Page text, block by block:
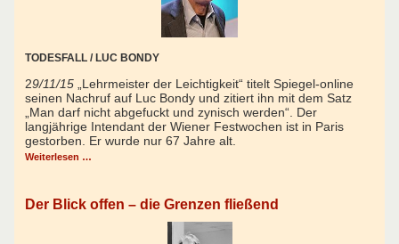
TODESFALL / LUC BONDY
29/11/15 „Lehrmeister der Leichtigkeit“ titelt Spiegel-online
seinen Nachruf auf Luc Bondy und zitiert ihn mit dem Satz
„Man darf nicht abgefuckt und zynisch werden“. Der
langjährige Intendant der Wiener Festwochen ist in Paris
gestorben. Er wurde nur 67 Jahre alt.
Weiterlesen …
Der Blick offen – die Grenzen fließend